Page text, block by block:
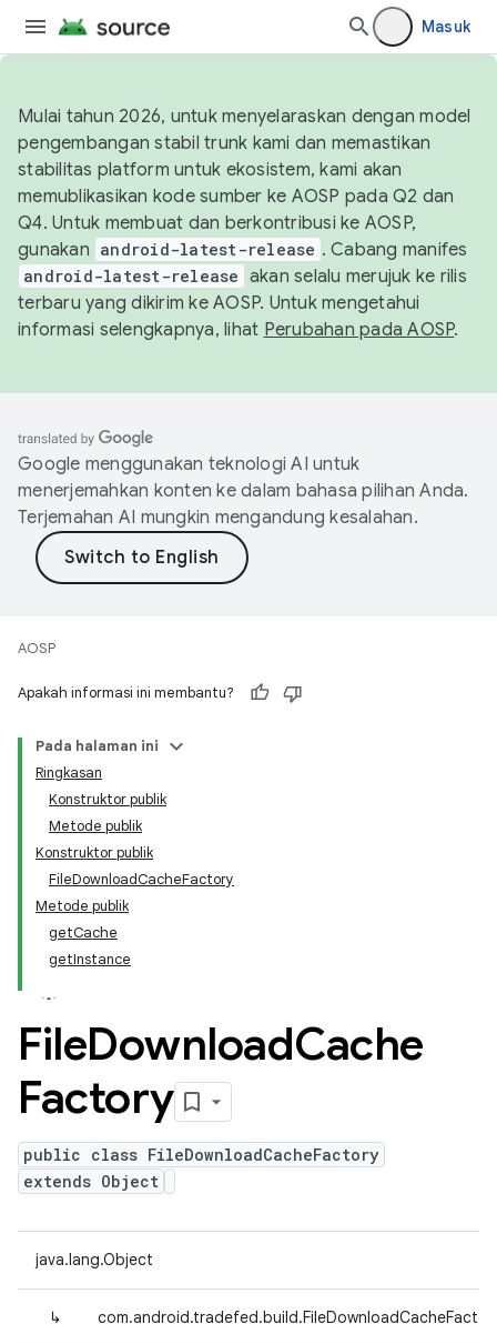
Masuk
Mulai tahun 2026, untuk menyelaraskan dengan model
pengembangan stabil trunk kami dan memastikan
stabilitas platform untuk ekosistem, kami akan
memublikasikan kode sumber ke AOSP pada Q2 dan
Q4. Untuk membuat dan berkontribusi ke AOSP,
gunakan android-latest-release . Cabang manifes
android-latest-release akan selalu merujuk ke rilis
terbaru yang dikirim ke AOSP. Untuk mengetahui
informasi selengkapnya, lihat Perubahan pada AOSP.
Google menggunakan teknologi AI untuk
menerjemahkan konten ke dalam bahasa pilihan Anda.
Terjemahan AI mungkin mengandung kesalahan.
AOSP
Apakah informasi ini membantu?
Pada halaman ini
Ringkasan
Konstruktor publik
Metode publik
Konstruktor publik
FileDownloadCacheFactory
Metode publik
getCache
getInstance
FileDownloadCache
Factory
public class FileDownloadCacheFactory
extends Object
java.lang.Object
↳